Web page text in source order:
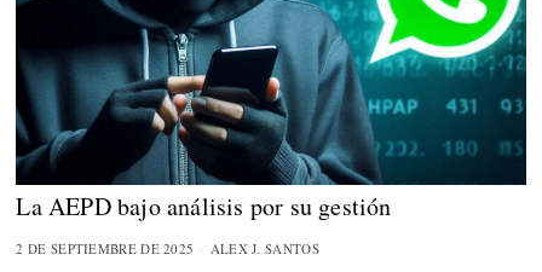
La AEPD bajo análisis por su gestión
2 DE SEPTIEMBRE DE 2025 ALEX J. SANTOS